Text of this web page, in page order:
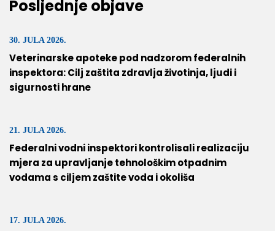
Posljednje objave
30. JULA 2026.
Veterinarske apoteke pod nadzorom federalnih
inspektora: Cilj zaštita zdravlja životinja, ljudi i
sigurnosti hrane
21. JULA 2026.
Federalni vodni inspektori kontrolisali realizaciju
mjera za upravljanje tehnološkim otpadnim
vodama s ciljem zaštite voda i okoliša
17. JULA 2026.